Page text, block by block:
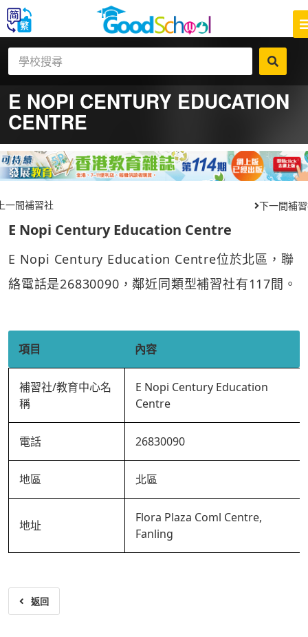
E NOPI CENTURY EDUCATION
CENTRE
一間補習社 下一間補
E Nopi Century Education Centre
E Nopi Century Education Centre位於北區，聯
絡電話是26830090，鄰近同類型補習社有117間。
項目 內容
補習社/教育中心名
稱
E Nopi Century Education
Centre
電話 26830090
地區 北區
地址
Flora Plaza Coml Centre,
Fanling
返回